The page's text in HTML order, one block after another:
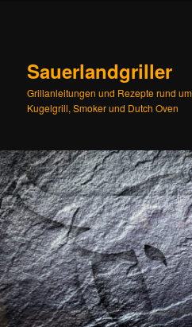
Sauerlandgriller
Grillanleitungen und Rezepte rund
Kugelgrill, Smoker und Dutch Oven